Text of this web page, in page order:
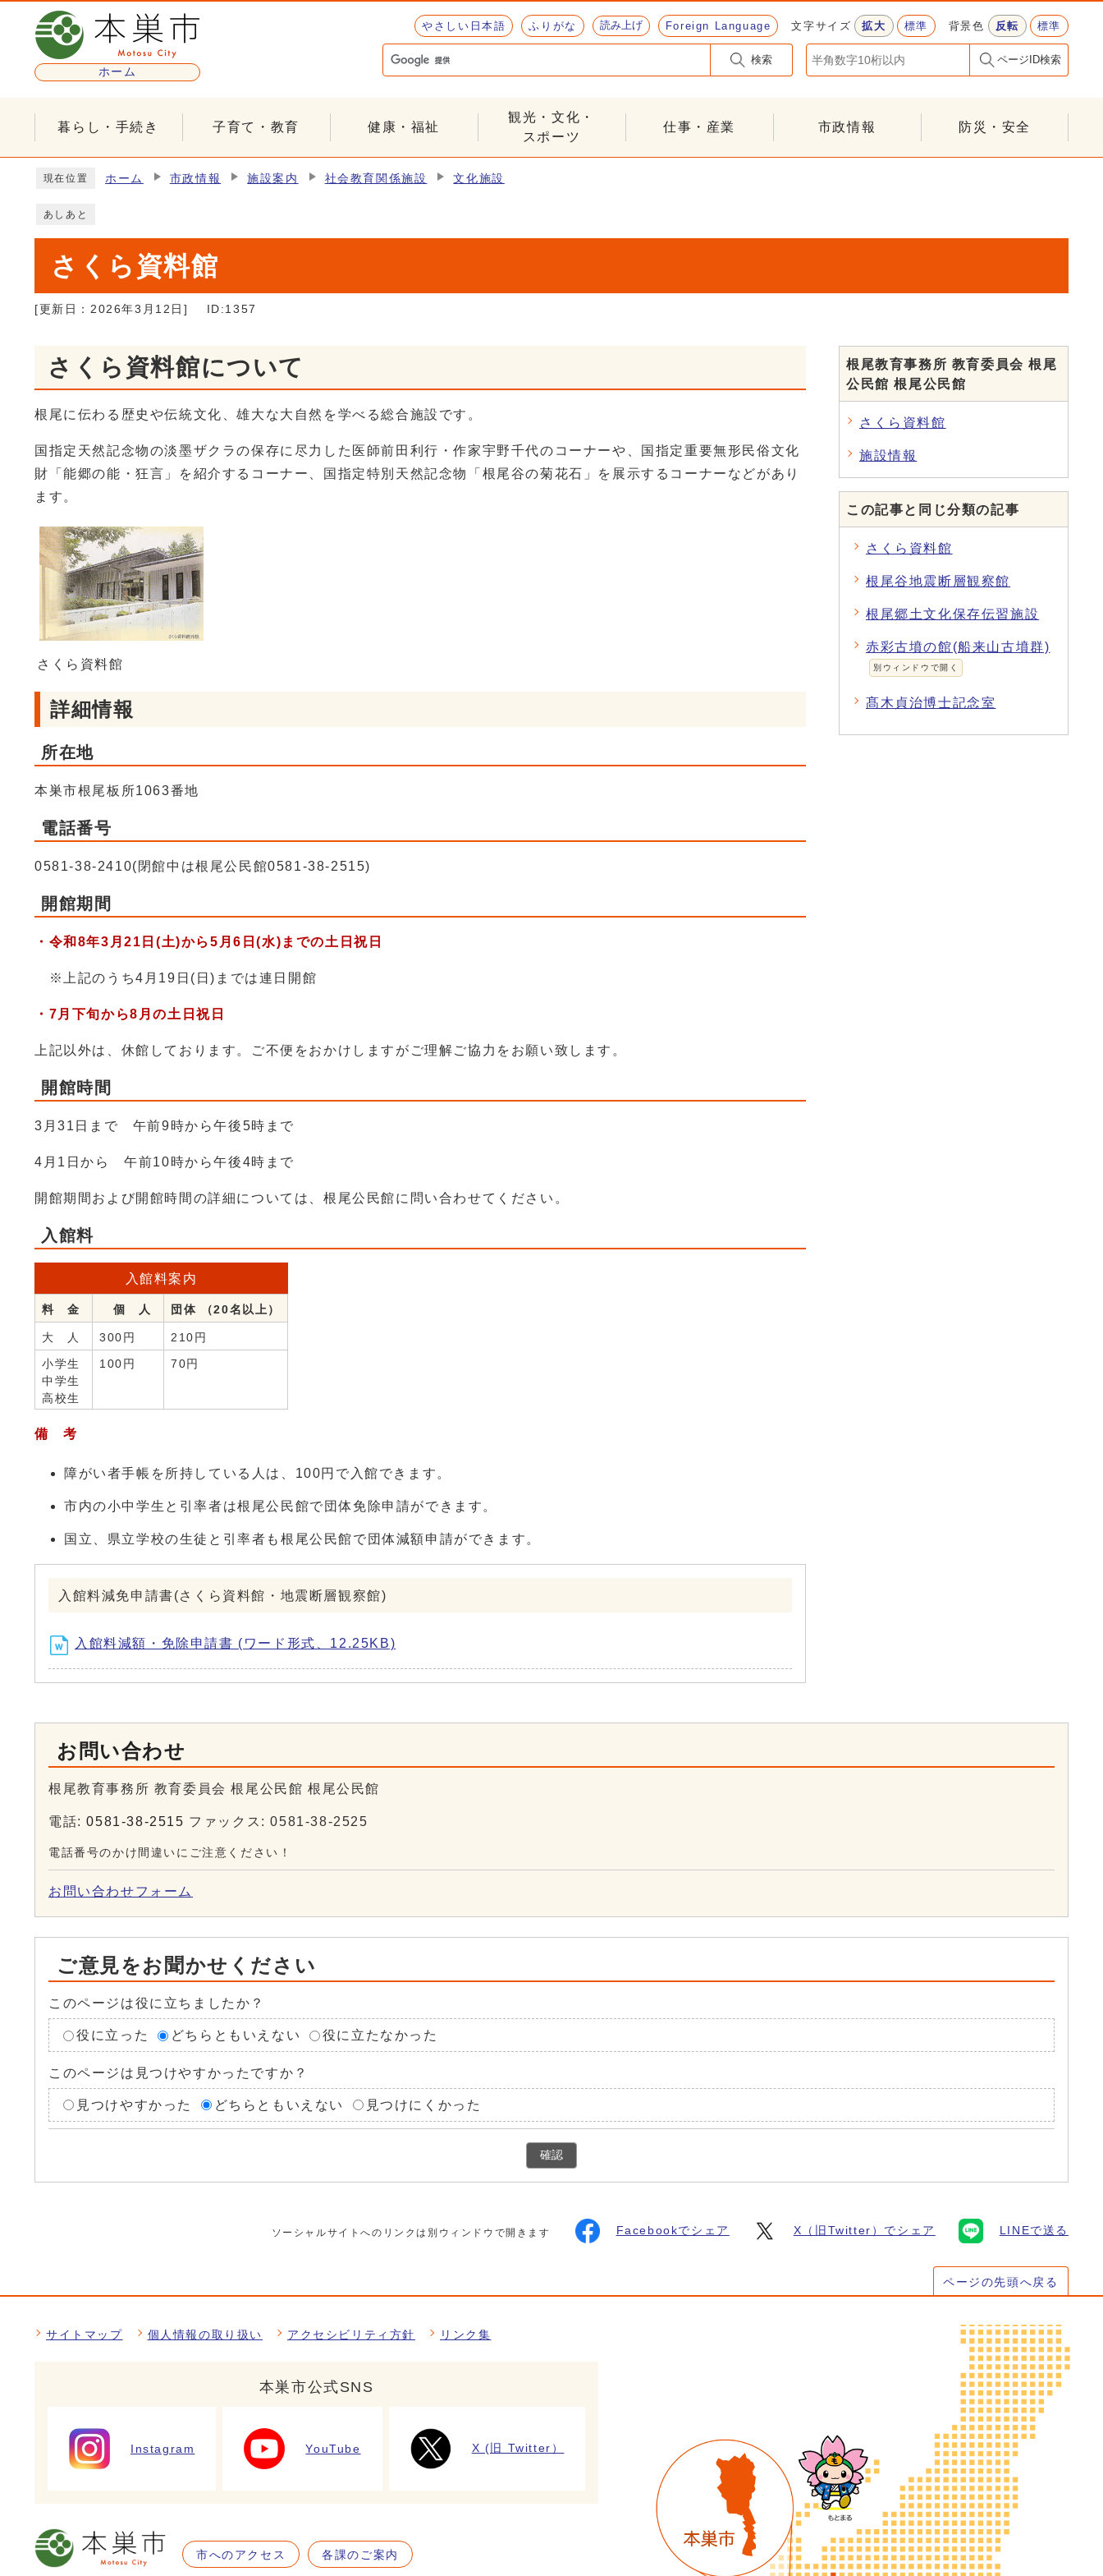
ページの先頭です
ホーム
やさしい日本語 ふりがな 読み上げ Foreign Language 文字サイズ 拡大 標準 背景色 反転 標準
検索 ページID検索
暮らし・手続き 子育て・教育 健康・福祉
観光・文化・
スポーツ
仕事・産業 市政情報 防災・安全
現在位置 ホーム 市政情報 施設案内 社会教育関係施設 文化施設
あしあと
さくら資料館
[更新日： 2026年3月12日 ] ID:1357
さくら資料館について
根尾に伝わる歴史や伝統文化、雄大な大自然を学べる総合施設です。
国指定天然記念物の淡墨ザクラの保存に尽力した医師前田利行・作家宇野千代のコーナーや、国指定重要無形民俗文化
財「能郷の能・狂言」を紹介するコーナー、国指定特別天然記念物「根尾谷の菊花石」を展示するコーナーなどがあり
ます。
さくら資料館
詳細情報
所在地
本巣市根尾板所1063番地
電話番号
0581-38-2410(閉館中は根尾公民館0581-38-2515)
開館期間
・令和8年3月21日(土)から5月6日(水)までの土日祝日
※上記のうち4月19日(日)までは連日開館
・7月下旬から8月の土日祝日
上記以外は、休館しております。ご不便をおかけしますがご理解ご協力をお願い致します。
開館時間
3月31日まで 午前9時から午後5時まで
4月1日から 午前10時から午後4時まで
開館期間および開館時間の詳細については、根尾公民館に問い合わせてください。
入館料
入館料案内
料 金 個 人 団体 （20名以上）
大 人 300円
210円
小学生
中学生
高校生
100円 70円
備 考
障がい者手帳を所持している人は、100円で入館できます。
市内の小中学生と引率者は根尾公民館で団体免除申請ができます。
国立、県立学校の生徒と引率者も根尾公民館で団体減額申請ができます。
入館料減免申請書(さくら資料館・地震断層観察館)
入館料減額・免除申請書 (ワード形式、12.25KB)
根尾教育事務所 教育委員会 根尾
公民館 根尾公民館
さくら資料館
施設情報
この記事と同じ分類の記事
さくら資料館
根尾谷地震断層観察館
根尾郷土文化保存伝習施設
赤彩古墳の館(船来山古墳群)
別ウィンドウで開く
髙木貞治博士記念室
お問い合わせ
根尾教育事務所 教育委員会 根尾公民館 根尾公民館
電話:0581-38-2515 ファックス: 0581-38-2525
電話番号のかけ間違いにご注意ください！
お問い合わせフォーム
ご意見をお聞かせください
このページは役に立ちましたか？
役に立った どちらともいえない 役に立たなかった
このページは見つけやすかったですか？
見つけやすかった どちらともいえない 見つけにくかった
確認
ソーシャルサイトへのリンクは別ウィンドウで開きます Facebookでシェア X（旧Twitter）でシェア LINEで送る
ページの先頭へ戻る
サイトマップ 個人情報の取り扱い アクセシビリティ方針 リンク集
本巣市公式SNS
Instagram YouTube X (旧 Twitter）
市へのアクセス 各課のご案内